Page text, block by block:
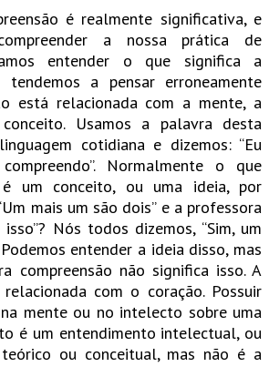
é realmente significativa, e
a nossa prática de
entender o que significa a
tendemos a pensar erroneamente
está relacionada com a mente, a
Usamos a palavra desta
cotidiana e dizemos: “Eu
Normalmente o que
um conceito, ou uma ideia, por
mais um são dois” e a professora
Nós todos dizemos, “Sim, um
entender a ideia disso, mas
compreensão não significa isso. A
com o coração. Possuir
mente ou no intelecto sobre uma
é um entendimento intelectual, ou
ou conceitual, mas não é a